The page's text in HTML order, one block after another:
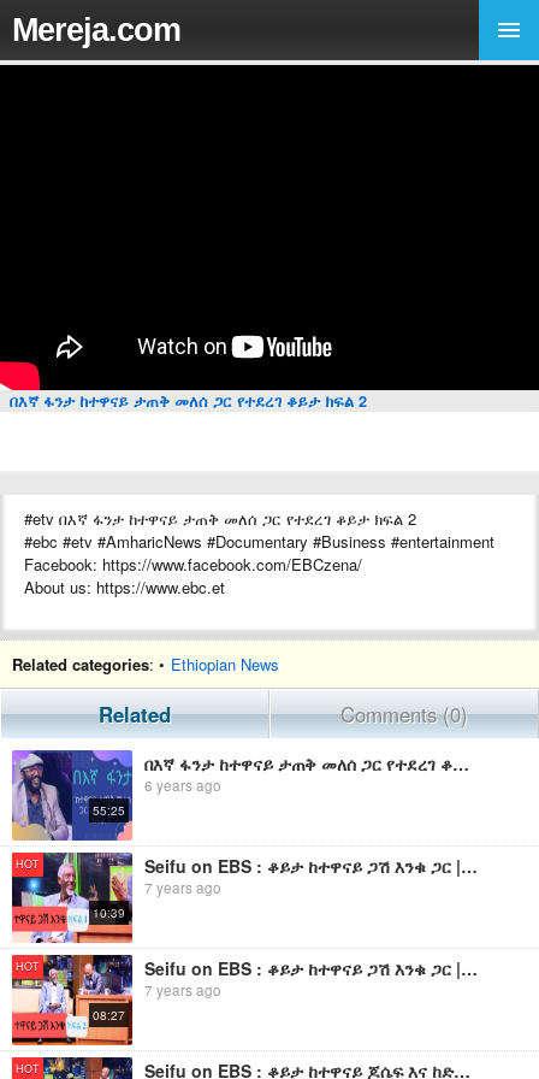
Mereja.com
በእኛ ፋንታ ከተዋናይ ታጠቅ መለሰ ጋር የተደረገ ቆይታ ክፍል 2
#etv በእኛ ፋንታ ከተዋናይ ታጠቅ መለሰ ጋር የተደረገ ቆይታ ክፍል 2
#ebc #etv #AmharicNews #Documentary #Business #entertainment
Facebook: https://www.facebook.com/EBCzena/
About us: https://www.ebc.et
Related categories: • Ethiopian News
Related Comments (0)
55:25
በእኛ ፋንታ ከተዋናይ ታጠቅ መለሰ ጋር የተደረገ ቆይታ ክፍል 1
6 years ago
HOT
10:39
Seifu on EBS : ቆይታ ከተዋናይ ጋሽ እንቁ ጋር | ክፍል 1
7 years ago
HOT
08:27
Seifu on EBS : ቆይታ ከተዋናይ ጋሽ እንቁ ጋር | ክፍል 2
7 years ago
HOT Seifu on EBS : ቆይታ ከተዋናይ ጆሴፍ እና ከድምጻዊ ልዑል ጋር